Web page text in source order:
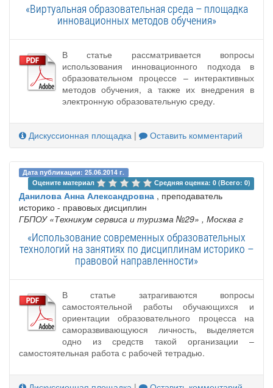
«Виртуальная образовательная среда – площадка
инновационных методов обучения»
В статье рассматривается вопросы
использования инновационного подхода в
образовательном процессе – интерактивных
методов обучения, а также их внедрения в
электронную образовательную среду.
Дискуссионная площадка | Оставить комментарий
Дата публикации: 25.06.2014 г.
Оцените материал
Средняя оценка: 0 (Всего: 0)
Данилова Анна Александровна , преподаватель
историко - правовых дисциплин
ГБПОУ «Техникум сервиса и туризма №29» , Москва г
«Использование современных образовательных
технологий на занятиях по дисциплинам историко –
правовой направленности»
В статье затрагиваются вопросы
самостоятельной работы обучающихся и
ориентации образовательного процесса на
саморазвивающуюся личность, выделяется
одно из средств такой организации –
самостоятельная работа с рабочей тетрадью.